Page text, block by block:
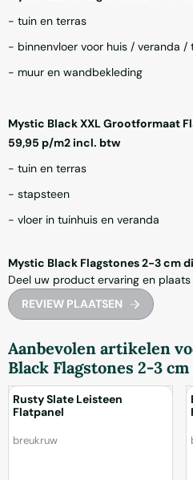
- tuin en terras
- binnenvloer voor huis / veranda /
- muur en wandbekleding
Mystic Black XXL Grootformaat
59,95 p/m2 incl. btw
- tuin en terras
- stapsteen
- vloer in tuinhuis en veranda
Mystic Black Flagstones 2-3 cm
Deel uw product ervaring en plaats
REVIEW PLAATSEN
Aanbevolen artikelen
Black Flagstones 2-3
Rusty Slate Leisteen
Flatpanel
Merk:
breukruw